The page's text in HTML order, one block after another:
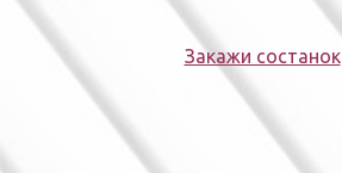
Закажи состанок